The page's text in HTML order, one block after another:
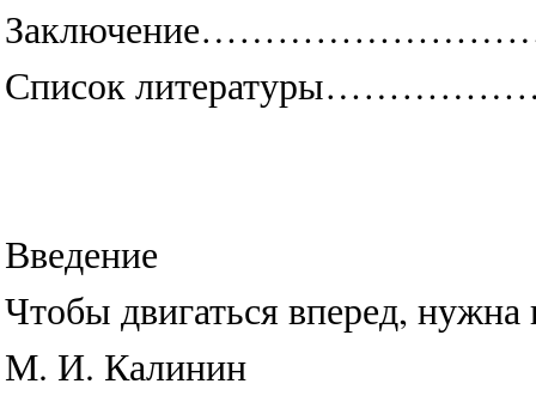
Список
Введение
Чтобы двигаться вперед, нужна
М. И. Калинин